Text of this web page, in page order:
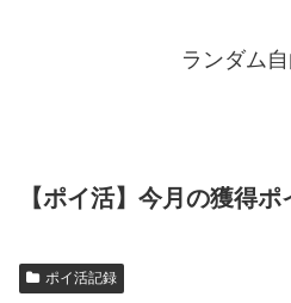
ランダム
【ポイ活】今月の獲得ポ
ポイ活記録